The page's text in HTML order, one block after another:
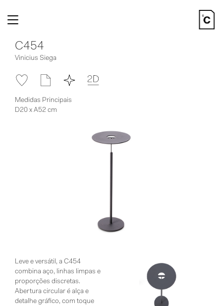
Toggle
C454
Vinicius Siega
Medidas Principais
D20 x A52 cm
Leve e versátil, a C454
combina aço, linhas limpas e
proporções discretas.
Abertura circular é alça e
detalhe gráfico, com toque